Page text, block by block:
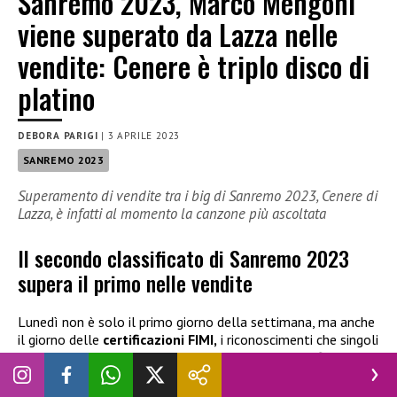
viene superato da Lazza nelle
vendite: Cenere è triplo disco di
platino
DEBORA PARIGI | 3 APRILE 2023
SANREMO 2023
Superamento di vendite tra i big di Sanremo 2023, Cenere di
Lazza, è infatti al momento la canzone più ascoltata
Il secondo classificato di Sanremo 2023
supera il primo nelle vendite
Lunedì non è solo il primo giorno della settimana, ma anche
il giorno delle certificazioni FIMI, i riconoscimenti che singoli
e album ricevono per la vendite. E così nelle classifiche ci
sono ancora dei pezzi di Sanremo 2023